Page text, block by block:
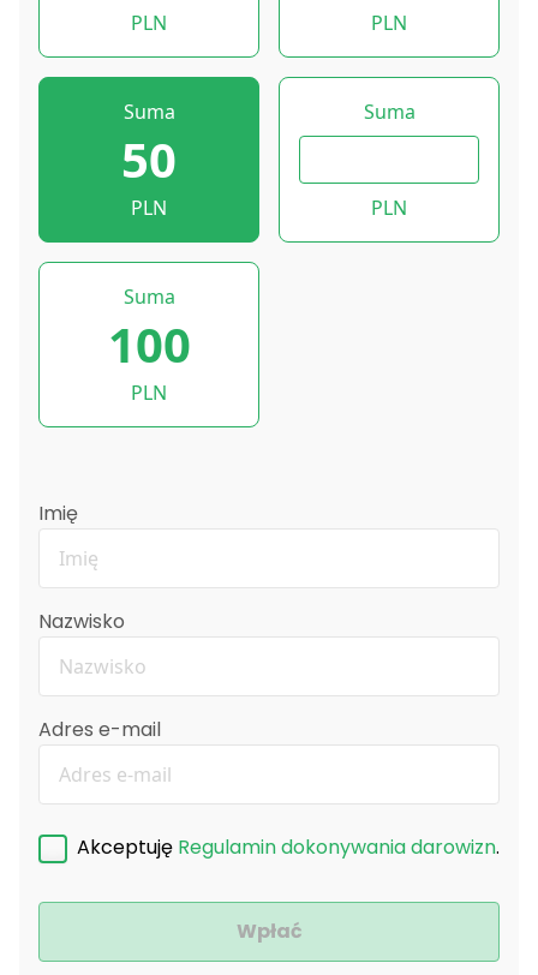
PLN PLN
Suma
50
PLN
Suma
PLN
Suma
100
PLN
Imię
Nazwisko
Adres e-mail
Akceptuję Regulamin dokonywania darowizn.
Wpłać